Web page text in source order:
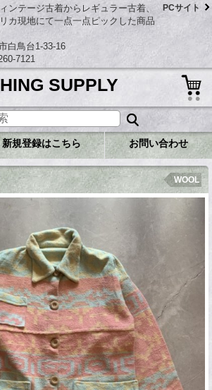
ンテージ古着からレギュラー古着、
カ現地にて一点一点ピックした商品
鳥台1-33-16
7121
PCサイト
SUPPLY
新規登録はこちら お問い合わせ
WOOL